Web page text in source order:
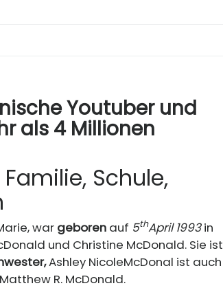
Youtuber und
als 4 Millionen
Schule,
war geboren auf 5thApril 1993 in
und Christine McDonald. Sie ist
Ashley NicoleMcDonal ist auch
R. McDonald.